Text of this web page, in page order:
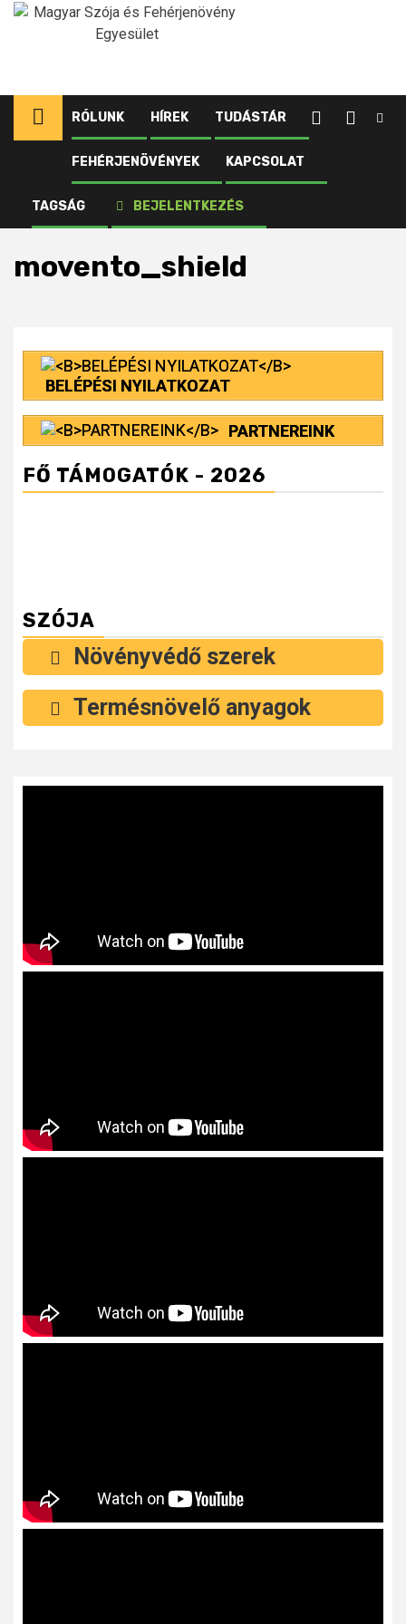
Ugrás
RÓLUNK HÍREK TUDÁSTÁR
FEHÉRJENÖVÉNYEK KAPCSOLAT
TAGSÁG BEJELENTKEZÉS
Kezdőlap Fehérjenövények
Szója
movento_shield
movento_shield
BELÉPÉSI NYILATKOZAT
PARTNEREINK
FŐ TÁMOGATÓK - 2026
SZÓJA
Növényvédő szerek
Termésnövelő anyagok